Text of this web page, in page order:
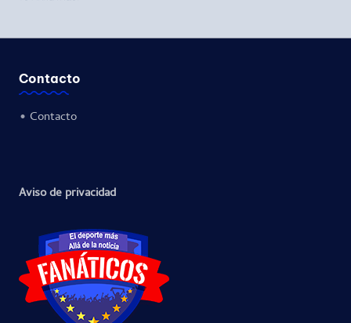
Contacto
• Contacto
Aviso de privacidad